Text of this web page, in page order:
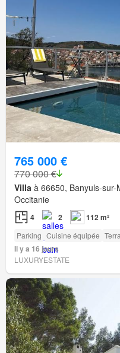
765 000 €
770 000 €
Villa à 66650, Banyuls-
Occitanie
4 2 112 m²
Parking Cuisine équipée
Il y a 16 jours
LUXURYESTATE